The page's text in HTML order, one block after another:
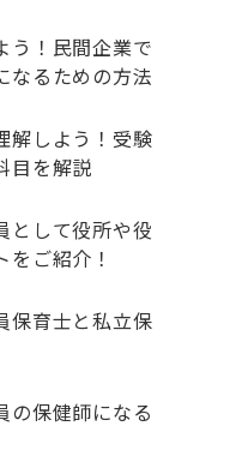
う！民間企業で
なるための方法
解しよう！受験
目を解説
として役所や役
ご紹介！
保育士と私立保
の保健師になる